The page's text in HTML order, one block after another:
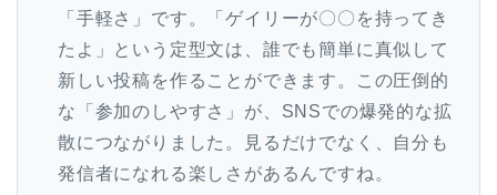
「手軽さ」です。「ゲイリーが〇〇を持ってき
たよ」という定型文は、誰でも簡単に真似して
新しい投稿を作ることができます。この圧倒的
な「参加のしやすさ」が、SNSでの爆発的な拡
散につながりました。見るだけでなく、自分も
発信者になれる楽しさがあるんですね。